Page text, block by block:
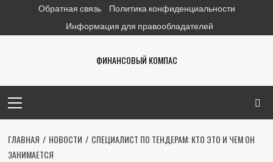
содержимому
Обратная связь
Политика конфиденциальности
Информация для правообладателей
ФИНАНСОВЫЙ КОМПАС
меню
ГЛАВНАЯ НОВОСТИ
СПЕЦИАЛИСТ ПО ТЕНДЕРАМ: КТО ЭТО И ЧЕМ ОН
ЗАНИМАЕТСЯ